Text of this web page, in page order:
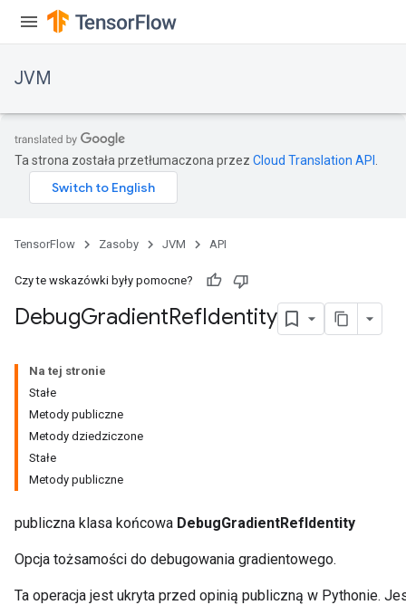
JVM
Ta strona została przetłumaczona przez Cloud Translation API
TensorFlow Zasoby JVM API
Czy te wskazówki były pomocne?
DebugGradientRefIdentity
Na tej stronie
Stałe
Metody publiczne
Metody dziedziczone
Stałe
Metody publiczne
publiczna klasa końcowa DebugGradientRefIdentity
Opcja tożsamości do debugowania gradientowego.
Ta operacja jest ukryta przed opinią publiczną w Pythonie.